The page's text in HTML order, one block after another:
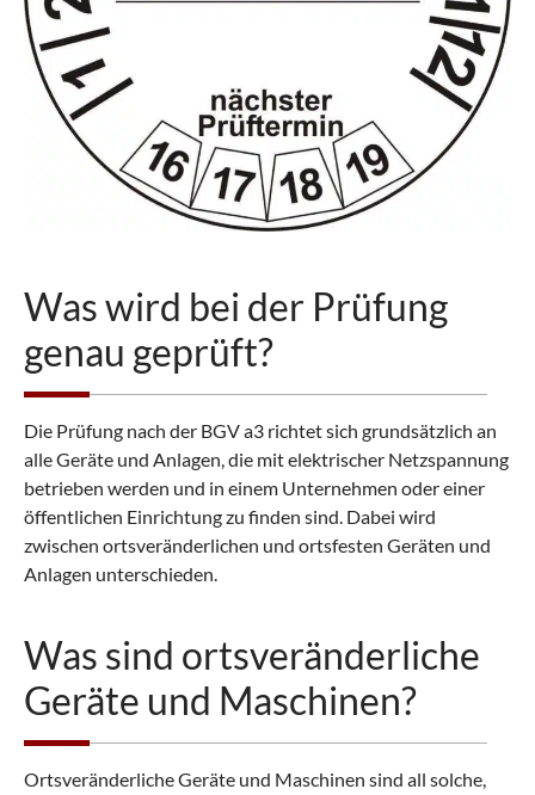
Was wird bei der Prüfung
genau geprüft?
Die Prüfung nach der BGV a3 richtet sich grundsätzlich an
alle Geräte und Anlagen, die mit elektrischer Netzspannung
betrieben werden und in einem Unternehmen oder einer
öffentlichen Einrichtung zu finden sind. Dabei wird
zwischen ortsveränderlichen und ortsfesten Geräten und
Anlagen unterschieden.
Was sind ortsveränderliche
Geräte und Maschinen?
Ortsveränderliche Geräte und Maschinen sind all solche,